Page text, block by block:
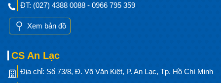
ĐT: (027) 4388 0088 - 0966 795 359
Xem bản đồ
CS An Lạc
Địa chỉ: Số 73/8, Đ. Võ Văn Kiệt, P. An Lạc, Tp. Hồ Chí Minh